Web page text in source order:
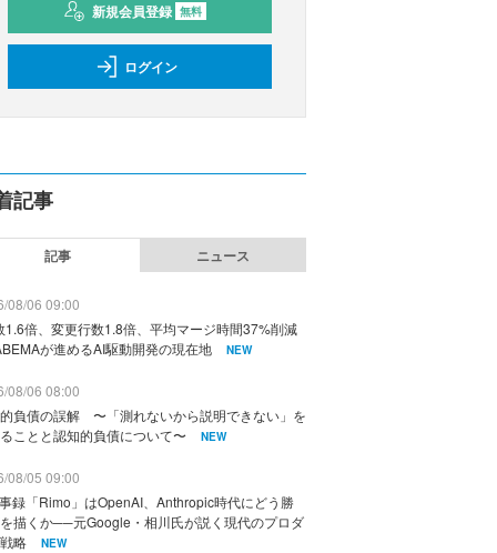
新規会員登録 無料
ログイン
記事
記事 ニュース
08/06 09:00
1.6倍、変更行数1.8倍、平均マージ時間37%削減
が進めるAI駆動開発の現在地
NEW
08/06 08:00
負債の誤解 〜「測れないから説明できない」を
ことと認知的負債について〜
NEW
08/05 09:00
録「Rimo」はOpenAI、Anthropic時代にどう勝
描くか──元Google・相川氏が説く現代のプロダ
略
NEW